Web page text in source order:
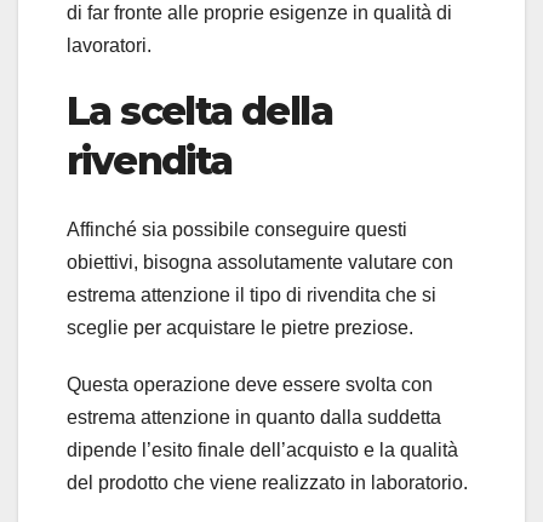
di far fronte alle proprie esigenze in qualità di
lavoratori.
La scelta della
rivendita
Affinché sia possibile conseguire questi
obiettivi, bisogna assolutamente valutare con
estrema attenzione il tipo di rivendita che si
sceglie per acquistare le pietre preziose.
Questa operazione deve essere svolta con
estrema attenzione in quanto dalla suddetta
dipende l’esito finale dell’acquisto e la qualità
del prodotto che viene realizzato in laboratorio.